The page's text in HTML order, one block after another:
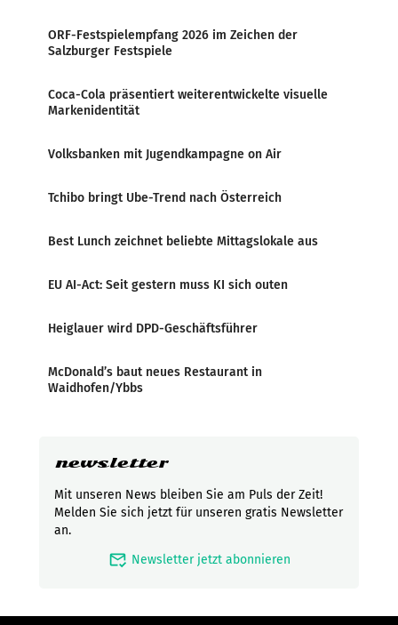
ORF-Festspielempfang 2026 im Zeichen der
Salzburger Festspiele
Coca-Cola präsentiert weiterentwickelte visuelle
Markenidentität
Volksbanken mit Jugendkampagne on Air
Tchibo bringt Ube-Trend nach Österreich
Best Lunch zeichnet beliebte Mittagslokale aus
EU AI-Act: Seit gestern muss KI sich outen
Heiglauer wird DPD-Geschäftsführer
McDonald’s baut neues Restaurant in
Waidhofen/Ybbs
newsletter
Mit unseren News bleiben Sie am Puls der Zeit!
Melden Sie sich jetzt für unseren gratis Newsletter
an.
mark_email_read Newsletter jetzt abonnieren